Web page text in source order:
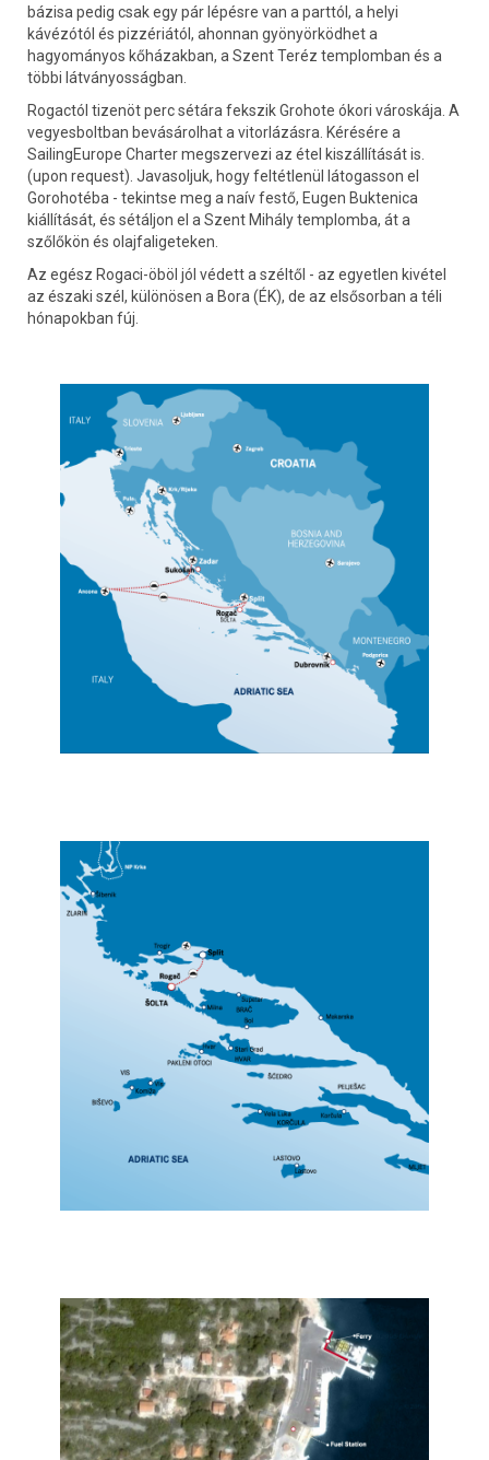
bázisa pedig csak egy pár lépésre van a parttól, a helyi
kávézótól és pizzériától, ahonnan gyönyörködhet a
hagyományos kőházakban, a Szent Teréz templomban és a
többi látványosságban.
Rogactól tizenöt perc sétára fekszik Grohote ókori városkája. A
vegyesboltban bevásárolhat a vitorlázásra. Kérésére a
SailingEurope Charter megszervezi az étel kiszállítását is.
(upon request). Javasoljuk, hogy feltétlenül látogasson el
Gorohotéba - tekintse meg a naív festő, Eugen Buktenica
kiállítását, és sétáljon el a Szent Mihály templomba, át a
szőlőkön és olajfaligeteken.
Az egész Rogaci-öböl jól védett a széltől - az egyetlen kivétel
az északi szél, különösen a Bora (ÉK), de az elsősorban a téli
hónapokban fúj.